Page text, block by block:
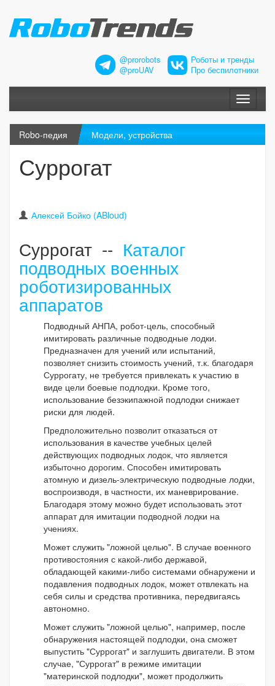
@prorobots
@proUAV
Роботы и тренды
Про беспилотники
Меню
Robo-педия Модели, устройства
Суррогат
Алексей Бойко (ABloud)
Суррогат -- Каталог
подводных военных
роботизированных
аппаратов
Подводный АНПА, робот-цель, способный
имитировать различные подводные лодки.
Предназначен для учений или испытаний,
позволяет снизить стоимость учений, т.к. благодаря
Суррогату, не требуется привлекать к участию в
виде цели боевые подлодки. Кроме того,
использование безэкипажной подлодки снижает
риски для людей.
Предположительно позволит отказаться от
использования в качестве учебных целей
действующих подводных лодок, что является
избыточно дорогим. Способен имитировать
атомную и дизель-электрическую подводные лодки,
воспроизводя, в частности, их маневрирование.
Благодаря этому можно будет использовать этот
аппарат для имитации подводной лодки на
учениях.
Может служить "ложной целью". В случае военного
противостояния с какой-либо державой,
обладающей какими-либо системами обнаружени и
подавления подводных лодок, может отвлекать на
себя силы и средства противника, передвигаясь
автономно.
Может служить "ложной целью", например, после
обнаружения настоящей подлодки, она сможет
выпустить "Суррогат" и заглушить двигатели. В этом
случае, "Суррогат" в режиме имитации
"материнской подлодки", может продолжить